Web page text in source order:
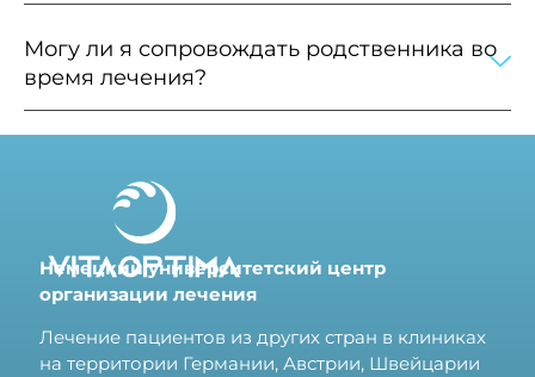
Могу ли я сопровождать родственника во
время лечения?
Немецкий университетский центр
организации лечения
Лечение пациентов из других стран в клиниках
на территории Германии, Австрии, Швейцарии